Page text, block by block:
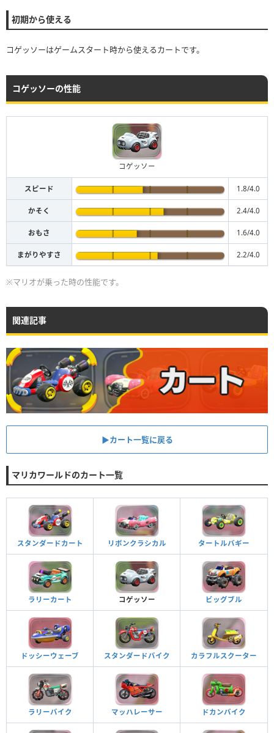
初期から使える
コゲッソーはゲームスタート時から使えるカートです。
コゲッソーの性能
コゲッソー
スピード 1.8/4.0
かそく 2.4/4.0
おもさ 1.6/4.0
まがりやすさ 2.2/4.0
※マリオが乗った時の性能です。
関連記事
▶︎カート一覧に戻る
マリカワールドのカート一覧
スタンダードカート リボンクラシカル タートルバギー
ラリーカート コゲッソー ビッグブル
ドッシーウェーブ スタンダードバイク カラフルスクーター
ラリーバイク マッハレーサー ドカンバイク